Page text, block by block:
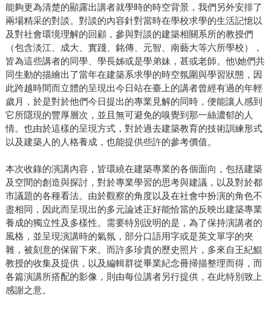
能夠更為清楚的顯露出講者就學時的時空背景，我們另外安排了
兩場精采的對談。對談的內容針對當時在學校求學的生活記憶以
及對社會環境理解的回顧，參與對談的建築相關系所的教授們
（包含淡江、成大、實踐、銘傳、元智、南藝大等六所學校），
皆為這些講者的同學、學長姊或是學弟妹，甚或老師。他\她們共
同生動的描繪出了當年在建築系求學的時空氛圍與學習狀態，因
此跨越時間而立體的呈現出今日站在臺上的講者曾經有過的年輕
歲月，於是對於他們今日提出的專業見解的同時，便能讓人感到
它所隱現的豐厚層次，並且無可避免的嗅覺到那一絲濃郁的人
情。也由於這樣的呈現方式，對於過去建築教育的技術訓練形式
以及建築人的人格養成，也能提供些許的參考價值。
本次收錄的演講內容，皆環繞在建築專業的各個面向，包括建築
及空間的創造與探討，對於專業學習的思考與建議，以及對於都
市議題的各種看法。由於觀察的角度以及在社會中扮演的角色不
盡相同，因此而呈現出的多元論述正好能恰當的反映出建築專業
養成的獨立性及多樣性。需要特別說明的是，為了保持演講者的
風格，並呈現演講時的氣氛，部分口語用字或是英文單字的夾
雜，被刻意的保留下來。而許多珍貴的歷史照片，多來自王紀鯤
教授的收集及提供，以及編輯群從畢業紀念冊掃描整理而得，而
各篇演講所搭配的影像，則由每位講者另行提供，在此特別致上
感謝之意。